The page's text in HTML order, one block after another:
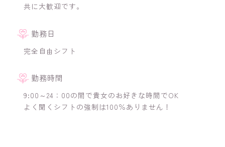
共に大歓迎です。
勤務日
完全自由シフト
勤務時間
9:00～24：00の間で貴女のお好きな時間でOK
よく聞くシフトの強制は100％ありません！